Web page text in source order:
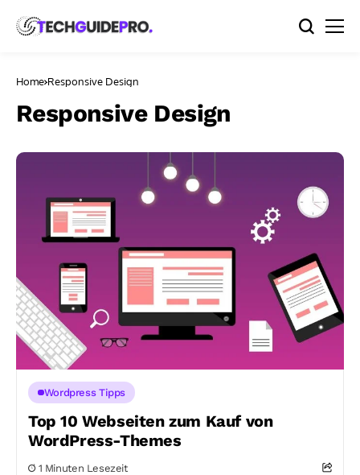
Home Responsive Design
Responsive Design
Wordpress Tipps
Top 10 Webseiten zum Kauf von
WordPress-Themes
1 Minuten Lesezeit